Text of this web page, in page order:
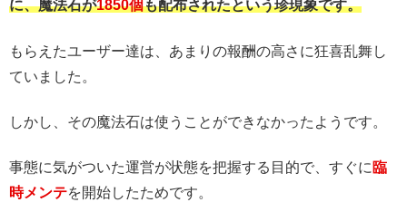
に、魔法石が1850個も配布されたという珍現象です。
もらえたユーザー達は、あまりの報酬の高さに狂喜乱舞し
ていました。
しかし、その魔法石は使うことができなかったようです。
事態に気がついた運営が状態を把握する目的で、すぐに 臨
時メンテを開始したためです。